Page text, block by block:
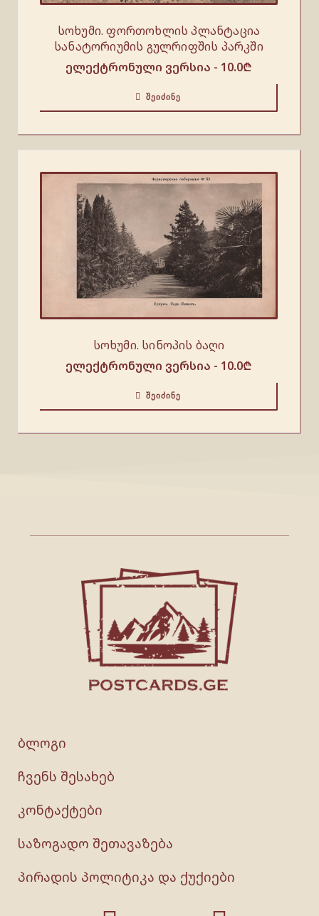
სოხუმი. ფორთოხლის პლანტაცია
სანატორიუმის გულრიფშის პარკში
ელექტრონული ვერსია - 10.0₾
ᲨᲔᲘᲫᲘᲜᲔ
სოხუმი. სინოპის ბაღი
ელექტრონული ვერსია - 10.0₾
ᲨᲔᲘᲫᲘᲜᲔ
ბლოგი
ჩვენს შესახებ
კონტაქტები
საზოგადო შეთავაზება
პირადის პოლიტიკა და ქუქიები